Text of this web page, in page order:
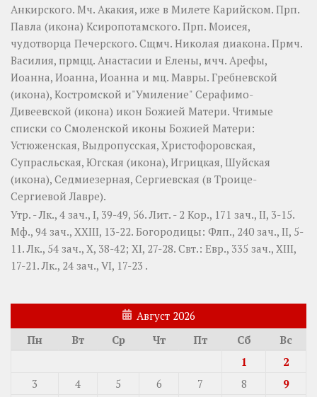
Анкирского. Мч. Акакия, иже в Милете Карийском. Прп.
Павла (икона) Ксиропотамского. Прп. Моисея,
чудотворца Печерского. Сщмч. Николая диакона. Прмч.
Василия, прмцц. Анастасии и Елены, мчч. Арефы,
Иоанна, Иоанна, Иоанна и мц. Мавры. Гребневской
(икона), Костромской и"Умиление" Серафимо-
Дивеевской (икона) икон Божией Матери. Чтимые
списки со Смоленской иконы Божией Матери:
Устюженская, Выдропусская, Христофоровская,
Супрасльская, Югская (икона), Игрицкая, Шуйская
(икона), Седмиезерная, Сергиевская (в Троице-
Сергиевой Лавре).
Утр. -Лк., 4 зач., I, 39-49, 56.Лит. - 2 Кор., 171 зач., II, 3-15.
Мф., 94 зач., XXIII, 13-22. Богородицы: Флп., 240 зач., II, 5-
11. Лк., 54 зач., X, 38-42; XI, 27-28. Свт.: Евр., 335 зач., XIII,
17-21. Лк., 24 зач., VI, 17-23 .
Август 2026
Пн
Вт Ср Чт Пт Сб
Вс
1
2
3
4 5 6 7 8
9